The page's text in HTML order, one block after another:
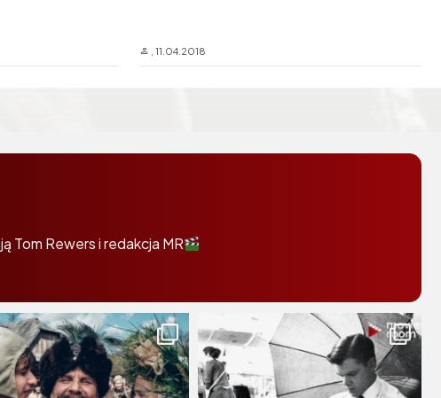
11.04.2018
Tom Rewers i redakcja MR